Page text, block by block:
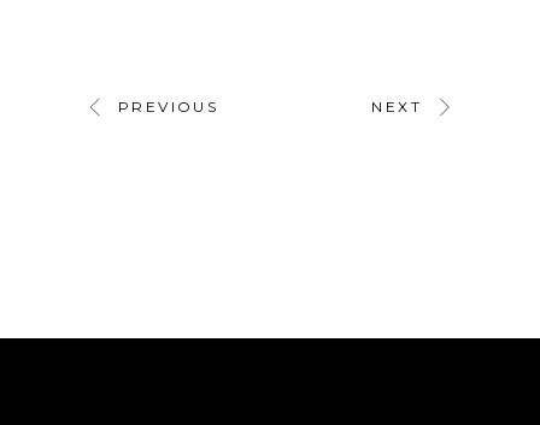
PREVIOUS NEXT